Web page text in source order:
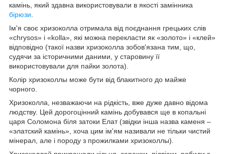
камінь, який здавна використовували в якості замінника
бірюзи
Ім'я своє хризоколла отримала від поєднання грецьких слів
«chrysos» і «kolla», які можна перекласти як «золото» і «клей»
відповідно (такої назви хризоколла зобов'язана тим, що,
судячи за історичними даними, у старовину її
використовували для пайки золота).
Колір хризоколлы може бути від блакитного до майже
чорного.
Хризоколла, незважаючи на рідкість, вже дуже давно відома
людству. Цей дорогоцінний камінь добувався ще в копальні
царя Соломона біля затоки Елат (звідки інша назва каменя –
«элатский камінь», хоча цим ім'ям називали не тільки чистий
мінерал, але і породу з прожилками хризоколлы).